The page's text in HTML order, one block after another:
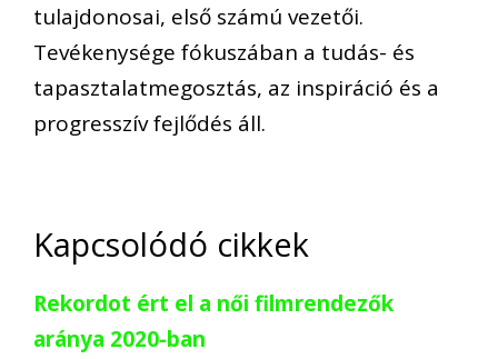
tulajdonosai, első számú vezetői.
Tevékenysége fókuszában a tudás- és
tapasztalatmegosztás, az inspiráció és a
progresszív fejlődés áll.
Kapcsolódó cikkek
Rekordot ért el a női filmrendezők
aránya 2020-ban